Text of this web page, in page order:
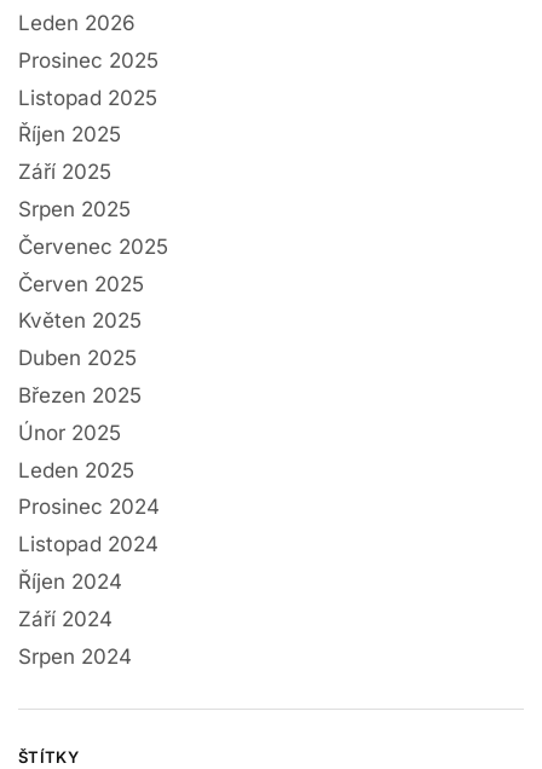
Leden 2026
Prosinec 2025
Listopad 2025
Říjen 2025
Září 2025
Srpen 2025
Červenec 2025
Červen 2025
Květen 2025
Duben 2025
Březen 2025
Únor 2025
Leden 2025
Prosinec 2024
Listopad 2024
Říjen 2024
Září 2024
Srpen 2024
ŠTÍTKY